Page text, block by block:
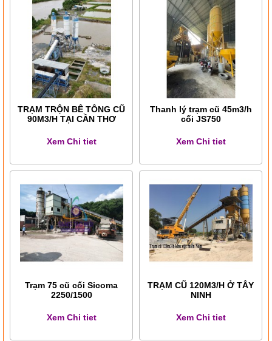
TRẠM TRỘN BÊ TÔNG CŨ
90M3/H TẠI CẦN THƠ
Xem Chi tiet
Thanh lý trạm cũ 45m3/h
cối JS750
Xem Chi tiet
Trạm 75 cũ cối Sicoma
2250/1500
Xem Chi tiet
TRẠM CŨ 120M3/H Ở TÂY
NINH
Xem Chi tiet